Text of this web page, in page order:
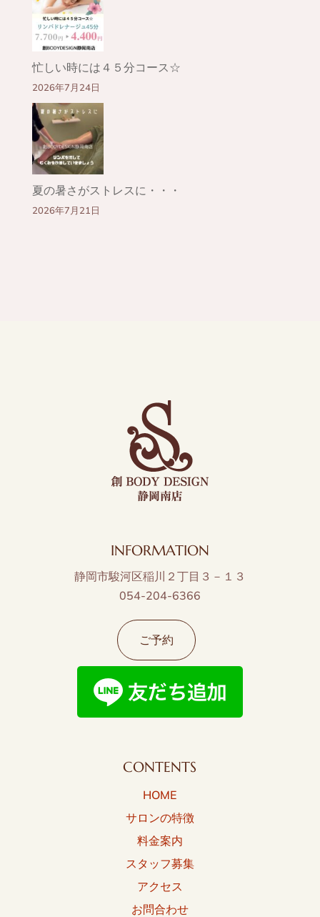
忙しい時には４５分コース☆
2026年7月24日
夏の暑さがストレスに・・・
2026年7月21日
INFORMATION
静岡市駿河区稲川２丁目３－１３
054-204-6366
ご予約
CONTENTS
HOME
サロンの特徴
料金案内
スタッフ募集
アクセス
お問合わせ